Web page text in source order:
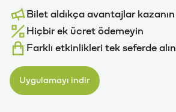
Bilet aldıkça avantajlar kazanın
Hiçbir ek ücret ödemeyin
Farklı etkinlikleri tek seferde alın
Uygulamayı indir